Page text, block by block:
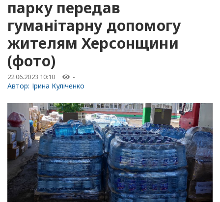
парку передав
гуманітарну допомогу
жителям Херсонщини
(фото)
22.06.2023 10:10 -
Автор: Ірина Куліченко